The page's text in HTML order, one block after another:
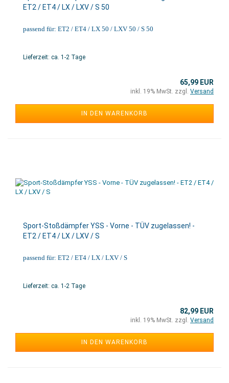
ET2 / ET4 / LX / LXV / S 50
passend für: ET2 / ET4 / LX 50 / LXV 50 / S 50
Lieferzeit: ca. 1-2 Tage
65,99 EUR
inkl. 19% MwSt. zzgl. Versand
IN DEN WARENKORB
Sport-Stoßdämpfer YSS - Vorne - TÜV zugelassen! -
ET2 / ET4 / LX / LXV / S
passend für: ET2 / ET4 / LX / LXV / S
Lieferzeit: ca. 1-2 Tage
82,99 EUR
inkl. 19% MwSt. zzgl. Versand
IN DEN WARENKORB